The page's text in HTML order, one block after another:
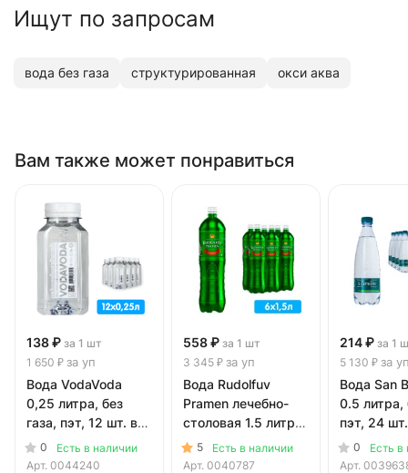
Ищут по запросам
вода без газа структурированная окси аква
Вам также может понравиться
138 ₽ за 1 шт
1 650 ₽ за уп
Вода VodaVoda
0,25 литра, без
газа, пэт, 12 шт. в
уп.0
Есть в наличии
Арт. 0044240
558 ₽ за 1 шт
3 345 ₽ за уп
Вода Rudolfuv
Pramen лечебно-
столовая 1.5 литра,
газ, пэт, 6 шт. в уп.
5
Есть в наличии
Арт. 0040787
214 ₽ за 1
5 130 ₽ за
Вода San
0.5 литра,
пэт, 24
0
Есть в
Арт.